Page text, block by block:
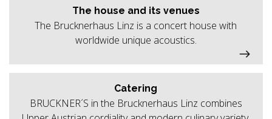
The house and its venues
The Brucknerhaus Linz is a concert house with
worldwide unique acoustics.
Catering
BRUCKNER´S in the Brucknerhaus Linz combines